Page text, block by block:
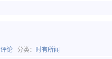
评论 分类： 时有所闻